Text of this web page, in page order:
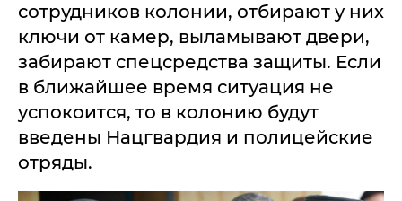
сотрудников колонии, отбирают у них
ключи от камер, выламывают двери,
забирают спецсредства защиты. Если
в ближайшее время ситуация не
успокоится, то в колонию будут
введены Нацгвардия и полицейские
отряды.